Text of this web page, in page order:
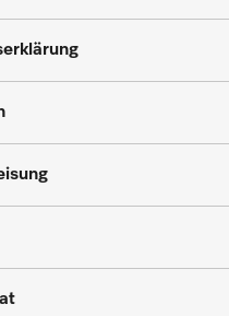
Sie Ihren persönlichen
für eine individuelle
Planung an.
und beantworten gerne weitere
Nehmen Sie Kontakt auf